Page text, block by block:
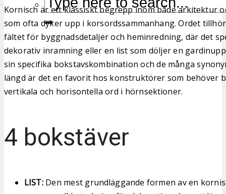
Kornisch är ett klassiskt begrepp inom både arkitektur
som ofta dyker upp i korsordssammanhang. Ordet
fältet för byggnadsdetaljer och heminredning, där det
dekorativ inramning eller en list som döljer en
sin specifika bokstavskombination och de många
längd är det en favorit hos konstruktörer som behöver
vertikala och horisontella ord i hörnsektioner.
4 bokstäver
LIST:Den mest grundläggande formen av en